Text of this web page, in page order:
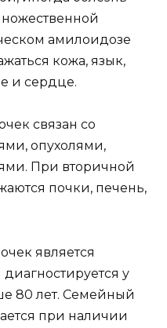
амилоидозе
кожа, язык,
и сердце.
связан со
опухолями,
При вторичной
почки, печень,
является
у
80 лет. Семейный
при наличии